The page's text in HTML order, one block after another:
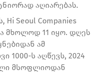
აღიარებას.
Seoul Companies
მხოლოდ 11 იყო. დღეს
ამ
1000-ს აღწევს, 2024
მსოფლიოდან